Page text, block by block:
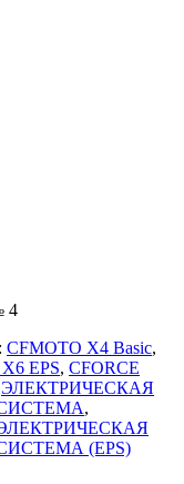
4
CFMOTO X4 Basic,
EPS, CFORCE
ЭЛЕКТРИЧЕСКАЯ
,
(EPS)